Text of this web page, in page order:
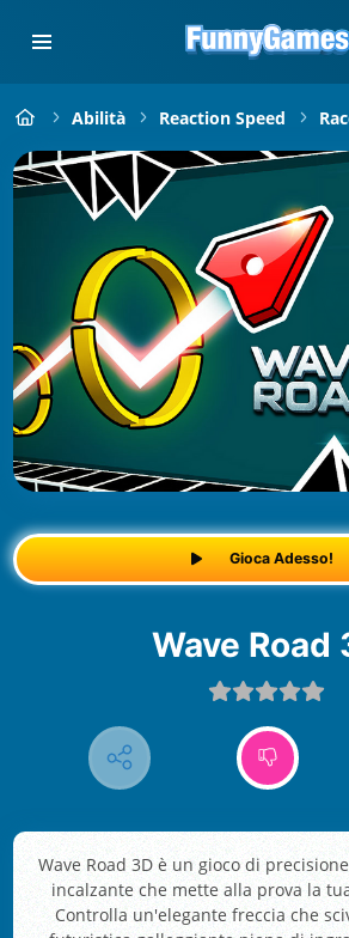
Abilità Reaction Speed
Gioca Adesso!
Wave Road
Wave Road 3D è un gioco di
incalzante che mette alla prova la
Controlla un'elegante freccia che